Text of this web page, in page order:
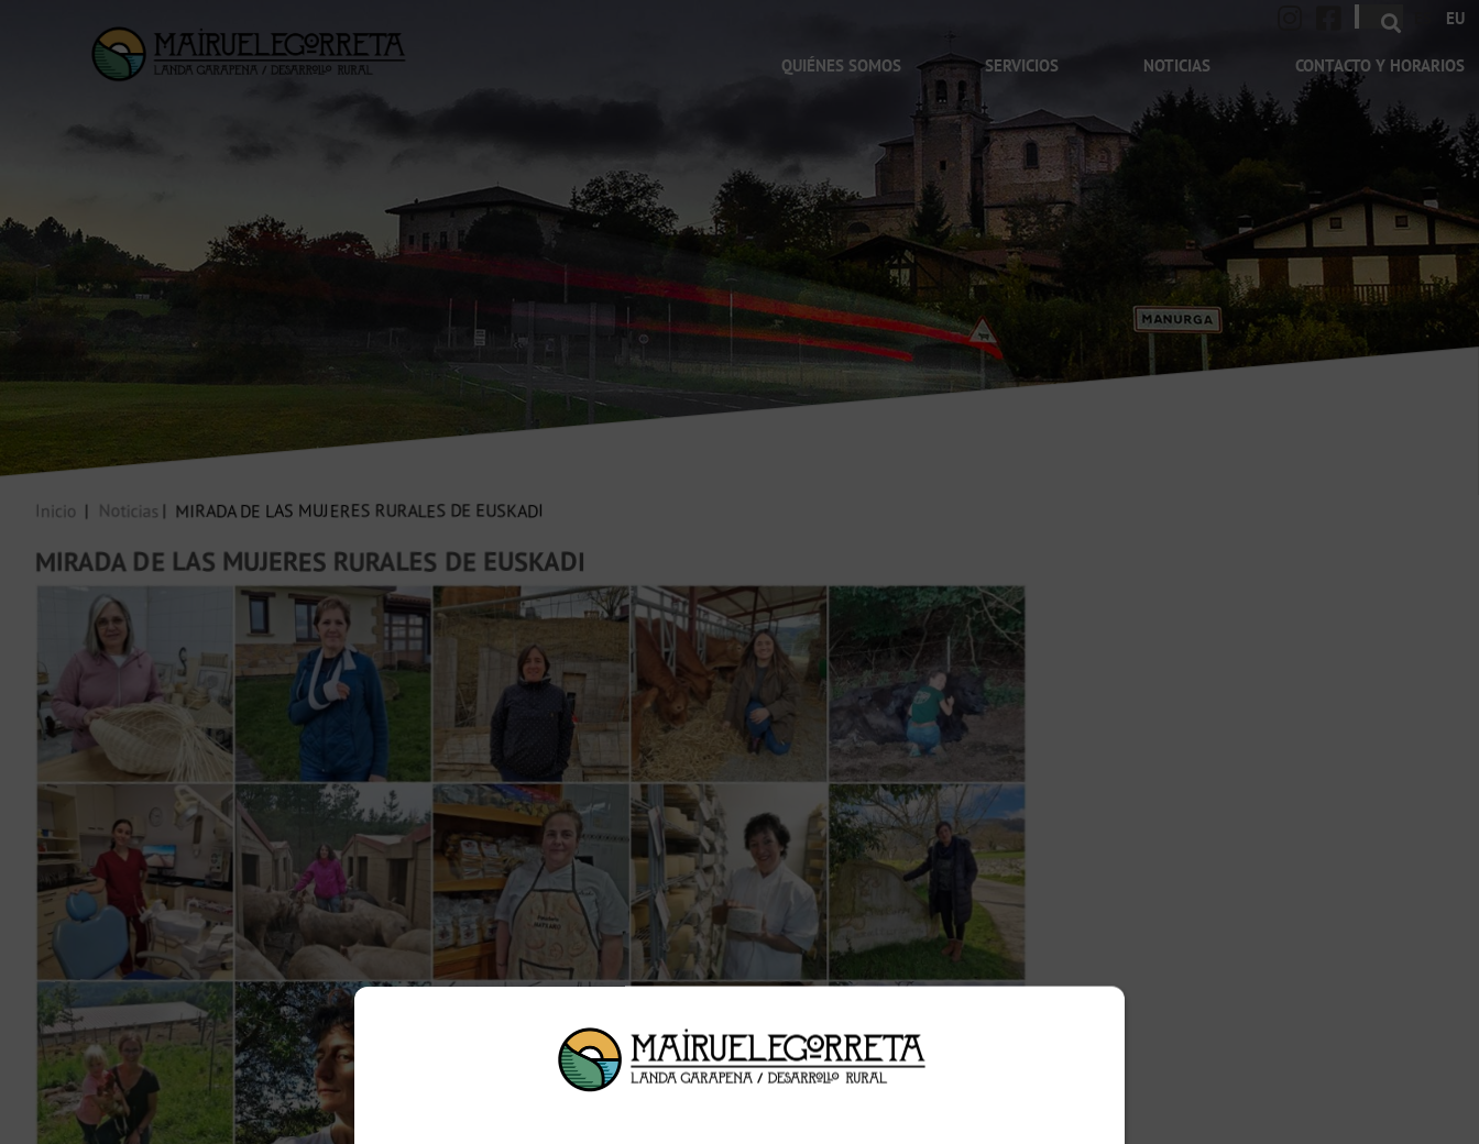
QUIÉNES SOMOS SERVICIOS NOTICIAS CONTACTO Y HORARIOS
EU
Inicio Noticias MIRADA DE LAS MUJERES RURALES DE EUSKADI
MIRADA DE LAS MUJERES RURALES DE EUSKADI